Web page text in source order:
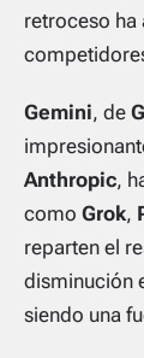
retroceso ha
Gemini, de
Anthropic,
como Grok,
reparten el
disminución
siendo una